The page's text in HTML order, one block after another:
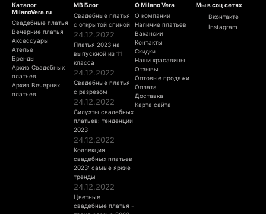
Каталог
MilanoVera.ru
Свадебные платья
Вечерние платья
Аксессуары
Ателье
Бренды
Архив Свадебных
платьев
Архив Вечерних
платьев
МВ Блог
Свадебные платья
с открытой спиной
24.12.2022
Платья 2023 на
выпускной из 11
класса
24.12.2022
Свадебные платья
с разрезом
24.12.2022
Силуэты свадебных
платьев: тенденции
2023
24.12.2022
Коллекция
свадебных платьев
2023: самые яркие
тренды
24.12.2022
Цветные
свадебные платья -
О Milano Vera
О компании
Наличие платьев
Вакансии
Контакты
Скидки
Наши красавицы
Отзывы
Оптовые продажи
Оплата
Доставка
Карта сайта
Мы в соц сетях
Вконтакте
Instagram